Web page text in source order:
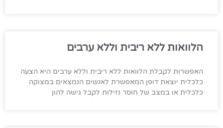
הלוואות ללא ריבית וללא ערבים
האפשרות לקבלת הלוואות ללא ריבית וללא ערבים היא הצעה
כלכלית יוצאת דופן המאפשרת לאנשים הנמצאים במצוקה
כלכלית או במצב של חוסר נזילות לקבל גישה להון